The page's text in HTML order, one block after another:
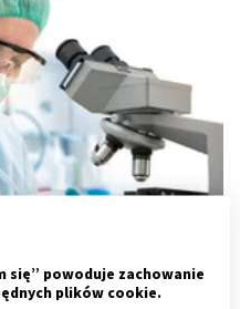
i podwyższone. Co to jest?
się” powoduje zachowanie
plików cookie.